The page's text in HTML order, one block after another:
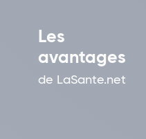
Les
avantages
de LaSante.net